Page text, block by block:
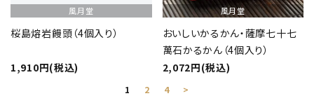
風月堂
桜島熔岩饅頭（4個入り）
1,910円(税込)
風月堂
おいしいかるかん・薩摩七十七
萬石かるかん（4個入り）
2,072円(税込)
1 2 4
>